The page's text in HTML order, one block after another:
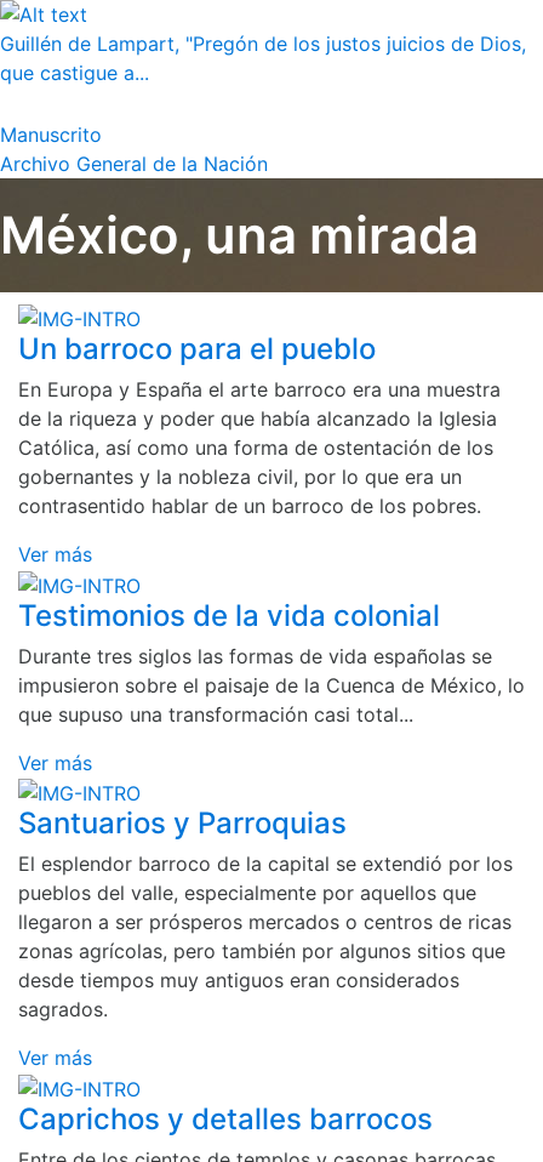
Guillén de Lampart, "Pregón de los justos juicios de Dios,
que castigue a...
Manuscrito
Archivo General de la Nación
México, una mirada
Un barroco para el pueblo
En Europa y España el arte barroco era una muestra
de la riqueza y poder que había alcanzado la Iglesia
Católica, así como una forma de ostentación de los
gobernantes y la nobleza civil, por lo que era un
contrasentido hablar de un barroco de los pobres.
Ver más
Testimonios de la vida colonial
Durante tres siglos las formas de vida españolas se
impusieron sobre el paisaje de la Cuenca de México, lo
que supuso una transformación casi total...
Ver más
Santuarios y Parroquias
El esplendor barroco de la capital se extendió por los
pueblos del valle, especialmente por aquellos que
llegaron a ser prósperos mercados o centros de ricas
zonas agrícolas, pero también por algunos sitios que
desde tiempos muy antiguos eran considerados
sagrados.
Ver más
Caprichos y detalles barrocos